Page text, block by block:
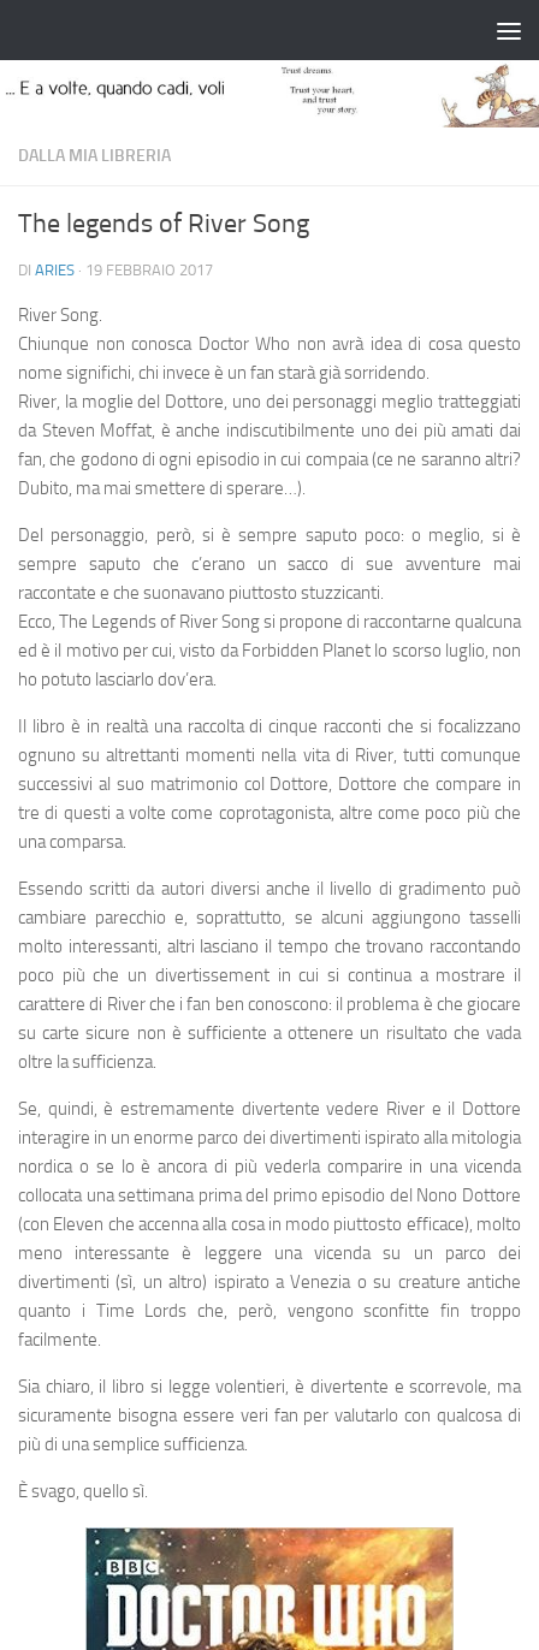
DALLA MIA LIBRERIA
The legends of River Song
DI ARIES · 19 FEBBRAIO 2017
River Song.
Chiunque non conosca Doctor Who non avrà idea di cosa questo
nome significhi, chi invece è un fan starà già sorridendo.
River, la moglie del Dottore, uno dei personaggi meglio tratteggiati
da Steven Moffat, è anche indiscutibilmente uno dei più amati dai
fan, che godono di ogni episodio in cui compaia (ce ne saranno altri?
Dubito, ma mai smettere di sperare…).
Del personaggio, però, si è sempre saputo poco: o meglio, si è
sempre saputo che c’erano un sacco di sue avventure mai
raccontate e che suonavano piuttosto stuzzicanti.
Ecco, The Legends of River Song si propone di raccontarne qualcuna
ed è il motivo per cui, visto da Forbidden Planet lo scorso luglio, non
ho potuto lasciarlo dov’era.
Il libro è in realtà una raccolta di cinque racconti che si focalizzano
ognuno su altrettanti momenti nella vita di River, tutti comunque
successivi al suo matrimonio col Dottore, Dottore che compare in
tre di questi a volte come coprotagonista, altre come poco più che
una comparsa.
Essendo scritti da autori diversi anche il livello di gradimento può
cambiare parecchio e, soprattutto, se alcuni aggiungono tasselli
molto interessanti, altri lasciano il tempo che trovano raccontando
poco più che un divertissement in cui si continua a mostrare il
carattere di River che i fan ben conoscono: il problema è che giocare
su carte sicure non è sufficiente a ottenere un risultato che vada
oltre la sufficienza.
Se, quindi, è estremamente divertente vedere River e il Dottore
interagire in un enorme parco dei divertimenti ispirato alla mitologia
nordica o se lo è ancora di più vederla comparire in una vicenda
collocata una settimana prima del primo episodio del Nono Dottore
(con Eleven che accenna alla cosa in modo piuttosto efficace), molto
meno interessante è leggere una vicenda su un parco dei
divertimenti (sì, un altro) ispirato a Venezia o su creature antiche
quanto i Time Lords che, però, vengono sconfitte fin troppo
facilmente.
Sia chiaro, il libro si legge volentieri, è divertente e scorrevole, ma
sicuramente bisogna essere veri fan per valutarlo con qualcosa di
più di una semplice sufficienza.
È svago, quello sì.